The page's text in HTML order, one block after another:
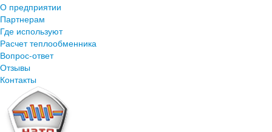
О предприятии
Партнерам
Где используют
Расчет теплообменника
Вопрос-ответ
Отзывы
Контакты